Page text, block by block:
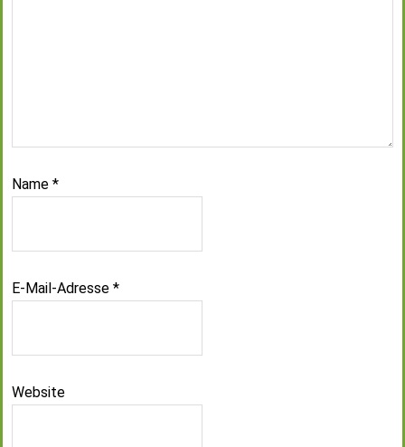
Name *
E-Mail-Adresse *
Website